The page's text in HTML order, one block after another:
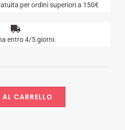
per ordini superiori a 150€
entro 4/5 giorni.
CARRELLO